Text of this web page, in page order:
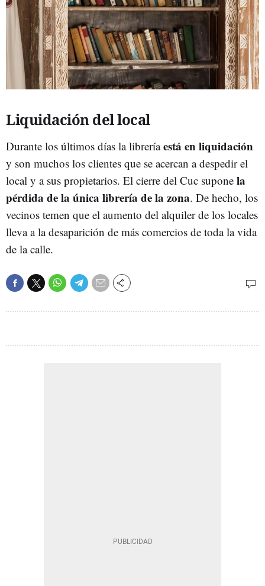
Liquidación del local
Durante los últimos días la libreríaestá en liquidación
y son muchos los clientes que se acercan a despedir el
local y a sus propietarios. El cierre del Cuc supone la
pérdida de la única librería de la zona. De hecho, los
vecinos temen que el aumento del alquiler de los locales
lleva a la desaparición de más comercios de toda la vida
de la calle.